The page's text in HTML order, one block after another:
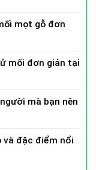
mọt gỗ đơn
mối đơn giản tại
mà bạn nên
và đặc điểm nổi